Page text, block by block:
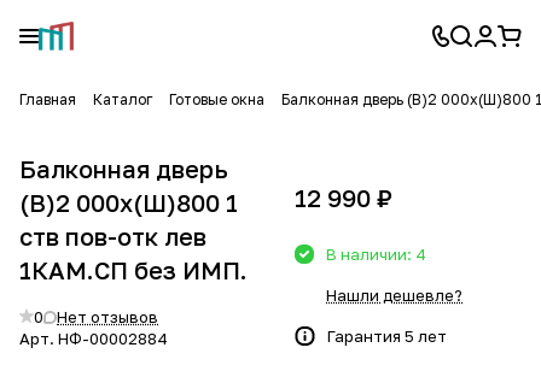
Главная Каталог Готовые окна Балконная дверь (В)2 000х(Ш)800
Балконная дверь
(В)2 000х(Ш)800 1
ств пов-отк лев
1КАМ.СП без ИМП.
0
Нет отзывов
Арт. НФ-00002884
12 990 ₽
В наличии: 4
Нашли дешевле?
Гарантия 5 лет